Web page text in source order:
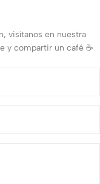
visítanos en nuestra
y compartir un café ☕️